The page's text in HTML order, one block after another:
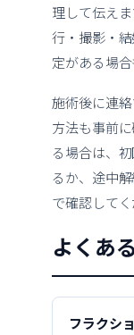
理して伝え
行・撮影・
定がある場合
施術後に連
方法も事前
る場合は、
るか、途中
で確認してく
よくあ
フラクシ